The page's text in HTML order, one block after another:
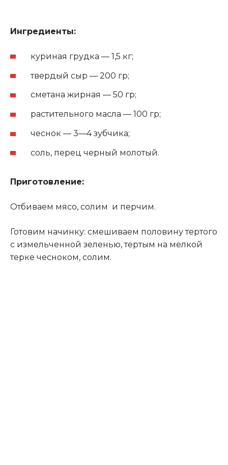
Ингредиенты:
куриная грудка — 1,5 кг;
твердый сыр — 200 гр;
сметана жирная — 50 гр;
растительного масла — 100 гр;
чеснок — 3—4 зубчика;
соль, перец черный молотый.
Приготовление:
Отбиваем мясо, солим и перчим.
Готовим начинку: смешиваем половину тертого
с измельченной зеленью, тертым на мелкой
терке чесноком, солим.